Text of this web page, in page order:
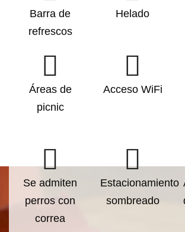
Barra de
refrescos
Helado
Áreas de
picnic
Acceso WiFi
Se admiten
perros con
correa
Estacionamiento
sombreado